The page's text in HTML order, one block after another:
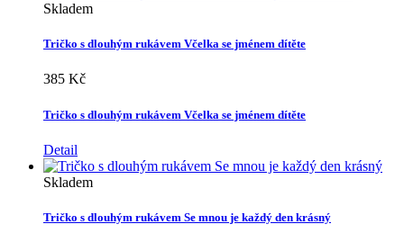
Skladem
Tričko s dlouhým rukávem Včelka se jménem dítěte
385 Kč
Tričko s dlouhým rukávem Včelka se jménem dítěte
Detail
Skladem
Tričko s dlouhým rukávem Se mnou je každý den krásný